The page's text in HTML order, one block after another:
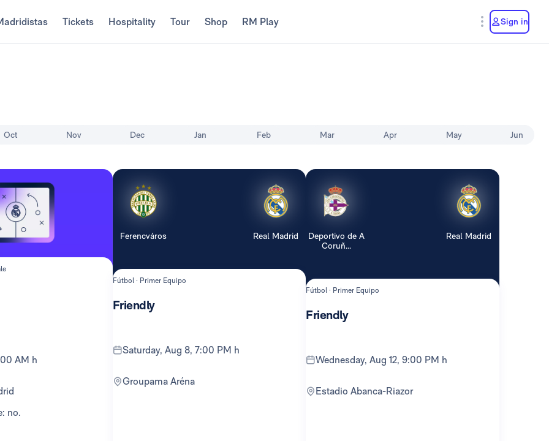
Tickets Hospitality Tour Shop RM Play Sign in
Oct Nov Dec Jan Feb Mar Apr May Jun
AM h
no.
Ferencváros Real Madrid
Fútbol · Primer Equipo
Friendly
Saturday, Aug 8, 7:00 PM h
Groupama Aréna
Deportivo de A
Coruñ...
Real Madrid
Fútbol · Primer Equipo
Friendly
Wednesday, Aug 12, 9:00 PM h
Estadio Abanca-Riazor